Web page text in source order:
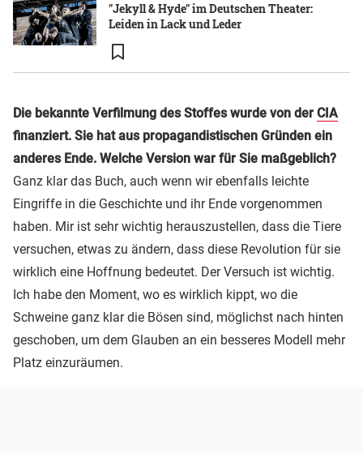
"Jekyll & Hyde" im Deutschen Theater:
Leiden in Lack und Leder
Die bekannte Verfilmung des Stoffes wurde von der CIA
finanziert. Sie hat aus propagandistischen Gründen ein
anderes Ende. Welche Version war für Sie maßgeblich?
Ganz klar das Buch, auch wenn wir ebenfalls leichte
Eingriffe in die Geschichte und ihr Ende vorgenommen
haben. Mir ist sehr wichtig herauszustellen, dass die Tiere
versuchen, etwas zu ändern, dass diese Revolution für sie
wirklich eine Hoffnung bedeutet. Der Versuch ist wichtig.
Ich habe den Moment, wo es wirklich kippt, wo die
Schweine ganz klar die Bösen sind, möglichst nach hinten
geschoben, um dem Glauben an ein besseres Modell mehr
Platz einzuräumen.